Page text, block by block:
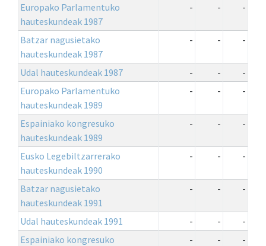
Europako Parlamentuko
hauteskundeak 1987
- - -
Batzar nagusietako
hauteskundeak 1987
- - -
Udal hauteskundeak 1987 - -
-
Europako Parlamentuko
hauteskundeak 1989
- - -
Espainiako kongresuko
hauteskundeak 1989
- - -
Eusko Legebiltzarrerako
hauteskundeak 1990
- - -
Batzar nagusietako
hauteskundeak 1991
- - -
Udal hauteskundeak 1991 - -
-
Espainiako kongresuko
- - -